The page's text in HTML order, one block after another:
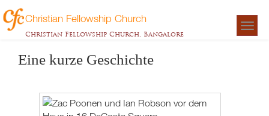
Christian Fellowship Church
Christian Fellowship Church, Bangalore
Eine kurze Geschichte